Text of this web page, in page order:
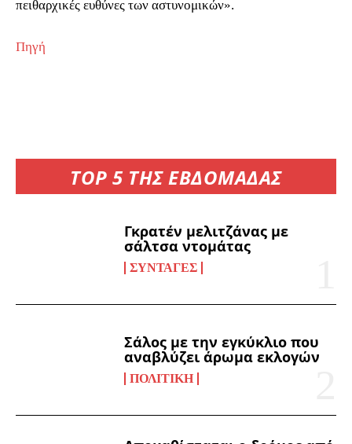
TOP 5 ΤΗΣ ΕΒΔΟΜΑΔΑΣ
Γκρατέν μελιτζάνας με
σάλτσα ντομάτας
ΣΥΝΤΑΓΈΣ
Σάλος με την εγκύκλιο που
αναβλύζει άρωμα εκλογών
ΠΟΛΙΤΙΚΉ
πειθαρχικές ευθύνες των αστυνομικών».
Πηγή